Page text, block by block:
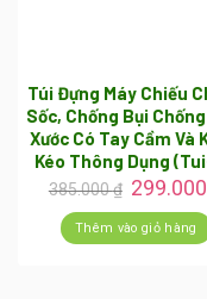
Túi Đựng Máy Chiếu
Sốc, Chống Bụi
Xước Có Tay Cầm Và
Kéo Thông Dụng
385.000₫ Giá
gốc
là:
385.000
299.000
Thêm vào giỏ hàng